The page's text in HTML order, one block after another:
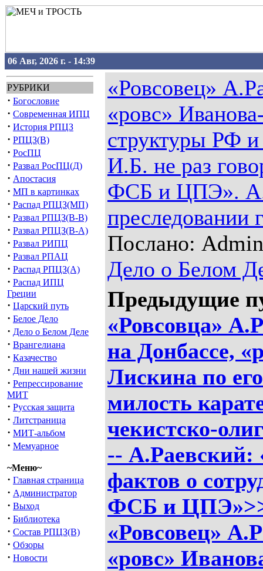
06 Авг, 2026 г. - 14:39
РУБРИКИ
· Богословие
· Современная ИПЦ
· История РПЦЗ
· РПЦЗ(В)
· РосПЦ
· Развал РосПЦ(Д)
· Апостасия
· МП в картинках
· Распад РПЦЗ(МП)
· Развал РПЦЗ(В-В)
· Развал РПЦЗ(В-А)
· Развал РИПЦ
· Развал РПАЦ
· Распад РПЦЗ(А)
· Распад ИПЦ
Греции
· Царский путь
· Белое Дело
· Дело о Белом Деле
· Врангелиана
· Казачество
· Дни нашей жизни
· Репрессирование
МИТ
· Русская защита
· Литстраница
· МИТ-альбом
· Мемуарное
~Меню~
· Главная страница
· Администратор
· Выход
· Библиотека
· Состав РПЦЗ(В)
· Обзоры
· Новости
«Ровсовец»
«ровс»
структуры РФ
И.Б. не раз
ФСБ и ЦПЭ».
преследовании
Послано:
Дело о Белом
Предыдущие
«Ровсовца»
на Донбассе,
Лискина по
милость
чекистско-
-- А.Раевский:
фактов о
ФСБ и
«Ровсовец»
«ровс»